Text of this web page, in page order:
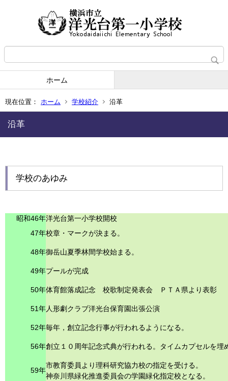
ホーム
現在位置： ホーム 学校紹介 沿革
沿革
学校のあゆみ
昭和46年洋光台第一小学校開校
47年校章・マークが決まる。
48年御岳山夏季林間学校始まる。
49年プールが完成
50年体育館落成記念 校歌制定発表会 ＰＴＡ県より表彰
51年人形劇クラブ洋光台保育園出張公演
52年毎年，創立記念行事が行われるようになる。
56年創立１０周年記念式典が行われる。タイムカプセルを埋
59年
市教育委員より理科研究協力校の指定を受ける。
神奈川県緑化推進委員会の学園緑化指定校となる。